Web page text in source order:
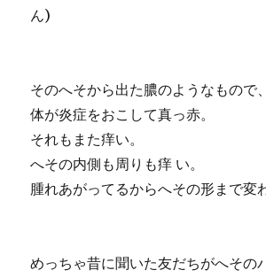
ん)
そのへそから出た膿のようなもので
体が炎症をおこして真っ赤。
それもまた痒い。
へその内側も周りも痒 い。
腫れあがってるからへその形まで変
めっちゃ昔に聞いた友だちがへその